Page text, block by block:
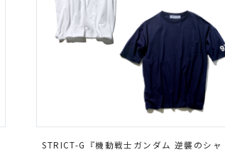
STRICT-G『機動戦士ガンダム 逆襲のシャ